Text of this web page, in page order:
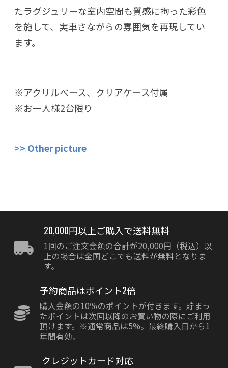
たラグジュリーな室内空間も質感に拘った彩色
を施して、実車さながらの雰囲気を再現してい
ます。
※アクリルベース、クリアケース付属
※お一人様2台限り
>> Other picture
20,000円以上ご購入で送料無料
1回のご注文金額の合計が20,000円（税込）以
上の場合は全国どこでも送料が無料となりま
す。
予約商品はポイント2倍
購入金額の10％のポイントが付きます。貯まっ
たポイントは次回以降のお買い物の際にご利用
頂けます。※通常商品は5%。最終購入日から1
年間有効。
クレジットカード対応